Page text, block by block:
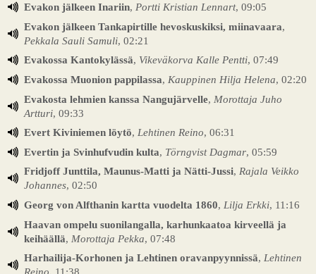
Evakon jälkeen Inariin, Portti Kristian Lennart, 09:05
Evakon jälkeen Tankapirtille hevoskuskiksi, miinavaara,
Pekkala Sauli Samuli, 02:21
Evakossa Kantokylässä, Vikeväkorva Kalle Pentti, 07:49
Evakossa Muonion pappilassa, Kauppinen Hilja Helena, 02:20
Evakosta lehmien kanssa Nangujärvelle, Morottaja Juho
Artturi, 09:33
Evert Kiviniemen löytö, Lehtinen Reino, 06:31
Evertin ja Svinhufvudin kulta, Törngvist Dagmar, 05:59
Fridjoff Junttila, Maunus-Matti ja Nätti-Jussi, Rajala Veikko
Johannes, 02:50
Georg von Alfthanin kartta vuodelta 1860, Lilja Erkki, 11:16
Haavan ompelu suonilangalla, karhunkaatoa kirveellä ja
keihäällä, Morottaja Pekka, 07:48
Harhailija-Korhonen ja Lehtinen oravanpyynnissä, Lehtinen
Reino, 11:38